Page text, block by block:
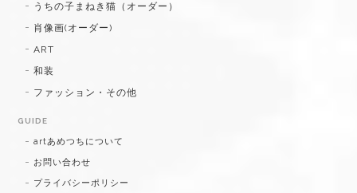
うちの子まねき猫（オーダー）
肖像画(オーダー)
ART
和装
ファッション・その他
GUIDE
artあめつちについて
お問い合わせ
プライバシーポリシー